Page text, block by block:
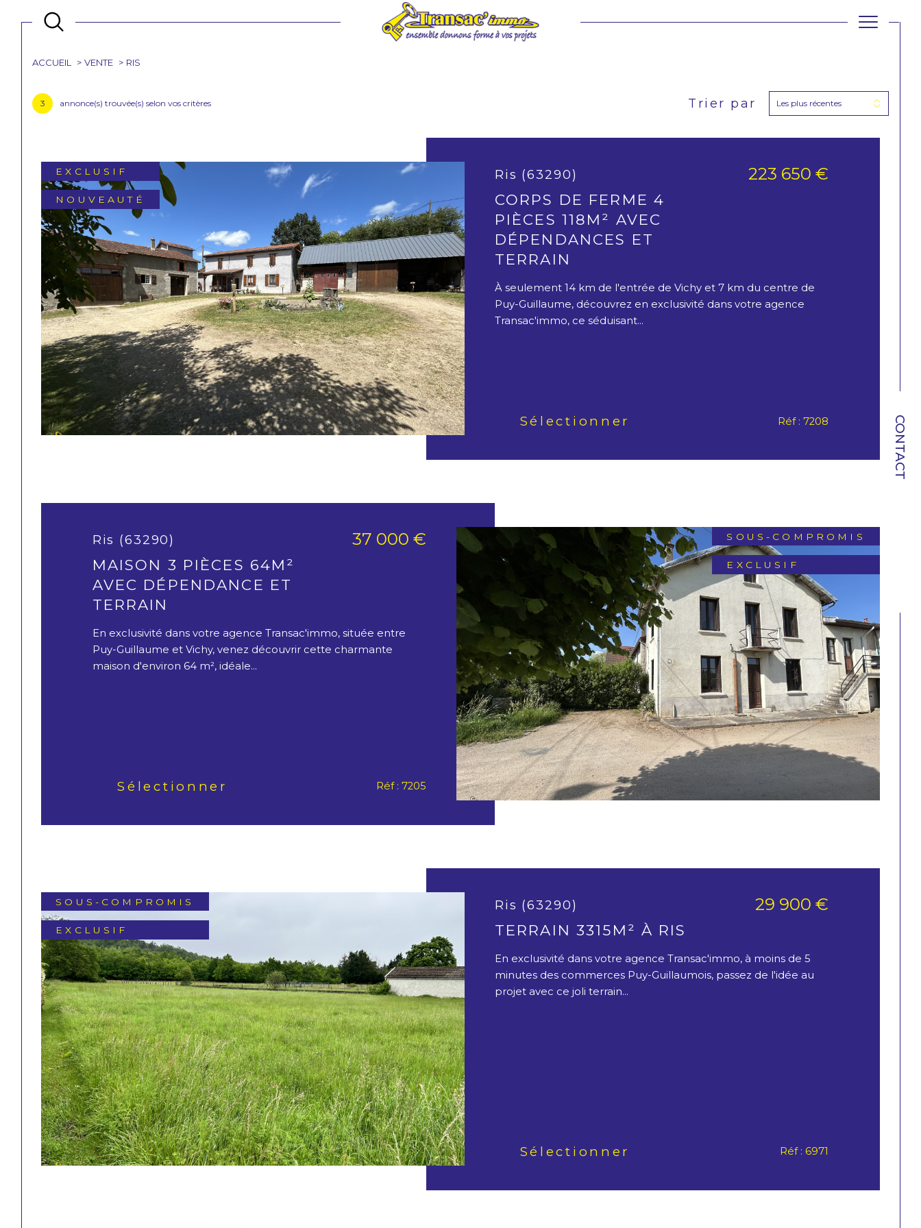
CONTACT
filtrer
voir les3 annonces
Réinitialiser les
ACCUEIL VENTE RIS
3 annonce(s) trouvée(s) selon vos critères Trier par Les plus récentes
Ris (63290)
CORPS DE FERME 4
PIÈCES 118M² AVEC
DÉPENDANCES ET
TERRAIN
223 650 €
À seulement 14 km de l'entrée de Vichy et 7 km du centre de
Puy-Guillaume, découvrez en exclusivité dans votre agence
Transac'immo, ce séduisant...
Sélectionner Réf : 7208
EXCLUSIF
NOUVEAUTÉ
Ris (63290)
MAISON 3 PIÈCES 64M²
AVEC DÉPENDANCE ET
TERRAIN
37 000 €
En exclusivité dans votre agence Transac'immo, située entre
Puy-Guillaume et Vichy, venez découvrir cette charmante
maison d'environ 64 m², idéale...
Sélectionner Réf : 7205
SOUS-COMPROMIS
EXCLUSIF
Ris (63290)
TERRAIN 3315M² À RIS
29 900 €
En exclusivité dans votre agence Transac'immo, à moins de 5
minutes des commerces Puy-Guillaumois, passez de l'idée au
projet avec ce joli terrain...
Sélectionner Réf : 6971
SOUS-COMPROMIS
EXCLUSIF